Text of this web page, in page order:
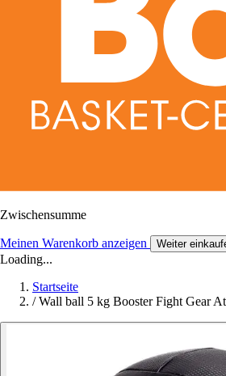
Zwischensumme
Meinen Warenkorb anzeigen Weiter
Loading...
Startseite
/ Wall ball 5 kg Booster Fight Gear